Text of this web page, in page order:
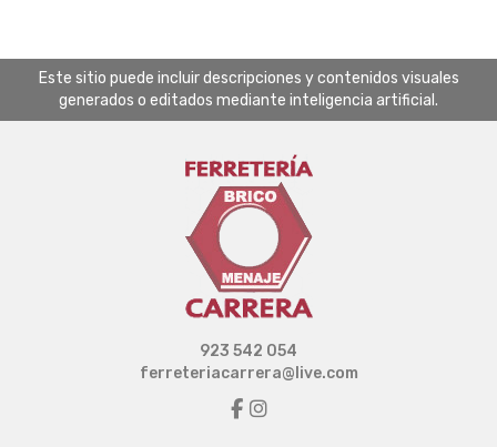
Este sitio puede incluir descripciones y contenidos visuales
generados o editados mediante inteligencia artificial.
923 542 054
ferreteriacarrera@live.com